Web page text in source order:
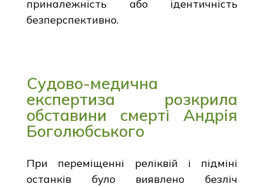
приналежність або ідентичність
безперспективно.
Судово-медична
експертиза розкрила
обставини смерті Андрія
Боголюбського
При переміщенні реліквій і підміні
останків було виявлено безліч